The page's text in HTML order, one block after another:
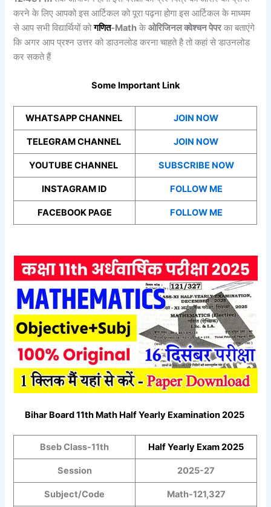
करने के लिए आपको इस आर्टिकल को पूरा पढ़ना होगा इस आर्टिकल के माध्यम
से आप सभी विद्यार्थियों कोगणित-Math केओरिजिनल क्वेश्चन पेपरका बताएंगे
कि अगर आप प्रश्न उत्तर को डाउनलोड करना चाहते है तो कहां से डाउनलोड
कर सकते हैं
Some Important Link
WHATSAPP CHANNEL JOIN NOW
TELEGRAM CHANNEL JOIN NOW
YOUTUBE CHANNEL SUBSCRIBE NOW
INSTAGRAM ID FOLLOW ME
FACEBOOK PAGE FOLLOW ME
Bihar Board 11th Math Half Yearly Examination 2025
Bseb Class-11th Half Yearly Exam 2025
Session 2025-27
Subject/Code Math-121,327